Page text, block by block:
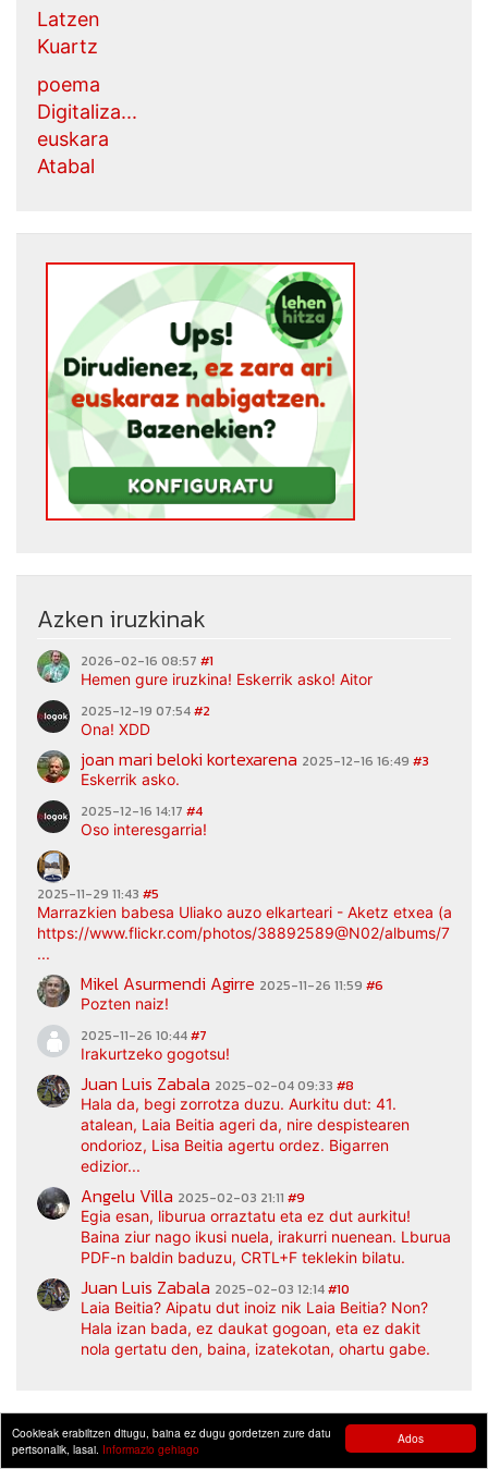
Ados
Cookieak erabiltzen ditugu, baina ez dugu gordetzen zure datu
pertsonalik, lasai. Informazio gehiago
Latzen
Kuartz
poema
Digitaliza...
euskara
Atabal
Azken iruzkinak
2026-02-16 08:57 #1
Hemen gure iruzkina! Eskerrik asko! Aitor
2025-12-19 07:54#2
Ona! XDD
joan mari beloki kortexarena 2025-12-16 16:49 #3
Eskerrik asko.
2025-12-16 14:17 #4
Oso interesgarria!
2025-11-29 11:43 #5
Marrazkien babesa Uliako auzo elkarteari - Aketz etxea
https://www.flickr.com/photos/38892589@N02/albums/
...
Mikel Asurmendi Agirre 2025-11-26 11:59 #6
Pozten naiz!
2025-11-26 10:44#7
Irakurtzeko gogotsu!
Juan Luis Zabala 2025-02-04 09:33 #8
Hala da, begi zorrotza duzu. Aurkitu dut: 41.
atalean, Laia Beitia ageri da, nire despistearen
ondorioz, Lisa Beitia agertu ordez. Bigarren
edizior...
Angelu Villa 2025-02-03 21:11 #9
Egia esan, liburua orraztatu eta ez dut aurkitu!
Baina ziur nago ikusi nuela, irakurri nuenean. Lburua
PDF-n baldin baduzu, CRTL+F teklekin bilatu.
Juan Luis Zabala 2025-02-03 12:14#10
Laia Beitia? Aipatu dut inoiz nik Laia Beitia? Non?
Hala izan bada, ez daukat gogoan, eta ez dakit
nola gertatu den, baina, izatekotan, ohartu gabe.